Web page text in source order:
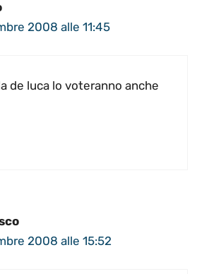
2008 alle 11:45
de luca lo voteranno anche
2008 alle 15:52